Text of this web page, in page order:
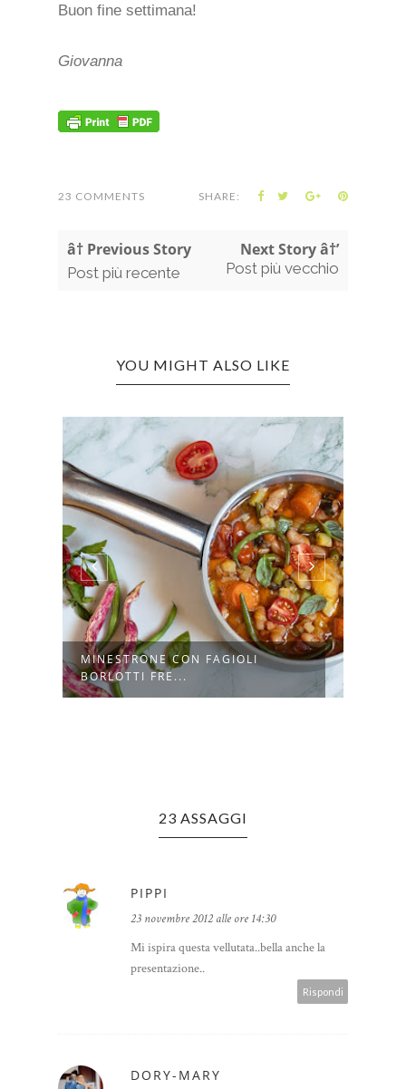
Buon fine settimana!
Giovanna
23 COMMENTS SHARE:
â† Previous Story
Post più recente
Next Story â†’
Post più vecchio
YOU MIGHT ALSO LIKE
MINESTRONE CON FAGIOLI
BORLOTTI FRE...
23 ASSAGGI
PIPPI
23 novembre 2012 alle ore 14:30
Mi ispira questa vellutata..bella anche la
presentazione..
Rispondi
DORY-MARY